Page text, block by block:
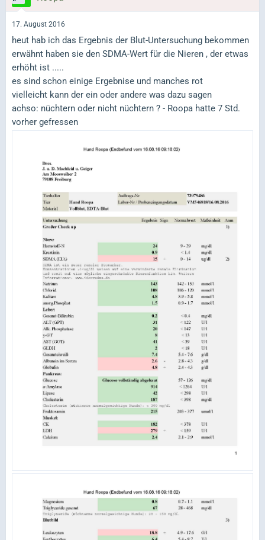
17. August 2016
heut hab ich das Ergebnis der Blut-Untersuchung bekommen
erwähnt haben sie den SDMA-Wert für die Nieren , der etwas
erhöht ist .....
es sind schon einige Ergebnise und manches rot
vielleicht kann der ein oder andere was dazu sagen
achso: nüchtern oder nicht nüchtern ? - Roopa hatte 7 Std.
vorher gefressen